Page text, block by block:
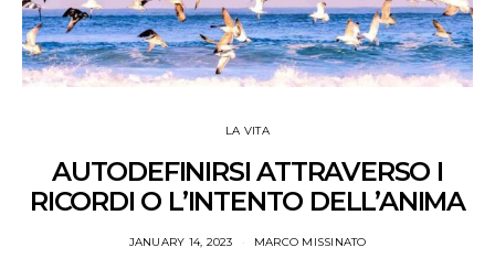
LA VITA
AUTODEFINIRSI ATTRAVERSO I
RICORDI O L’INTENTO DELL’ANIMA
JANUARY 14, 2023 MARCO MISSINATO